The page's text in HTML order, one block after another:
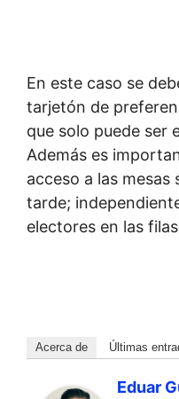
En este caso se
tarjetón de
que solo puede ser
Además es
acceso a las mesas
tarde;
electores en las
Acerca de Últimas
Eduar